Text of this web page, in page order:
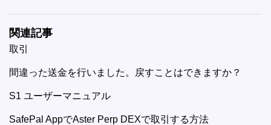
関連記事
取引
間違った送金を行いました。戻すことはできますか？
S1 ユーザーマニュアル
SafePal AppでAster Perp DEXで取引する方法